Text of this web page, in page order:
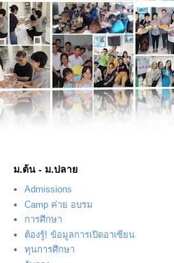
ม.ต้น - ม.ปลาย
Admissions
Camp ค่าย อบรม
การศึกษา
ต้องรู้! ข้อมูลการเปิดอาเซียน
ทุนการศึกษา